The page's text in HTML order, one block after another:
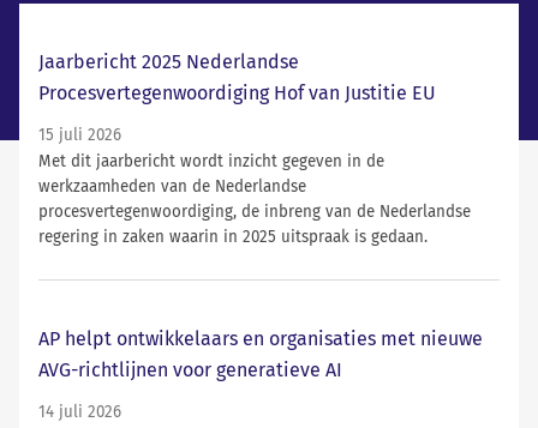
Jaarbericht 2025 Nederlandse
Procesvertegenwoordiging Hof van Justitie EU
15 juli 2026
Met dit jaarbericht wordt inzicht gegeven in de
werkzaamheden van de Nederlandse
procesvertegenwoordiging, de inbreng van de Nederlandse
regering in zaken waarin in 2025 uitspraak is gedaan.
AP helpt ontwikkelaars en organisaties met nieuwe
AVG-richtlijnen voor generatieve AI
14 juli 2026